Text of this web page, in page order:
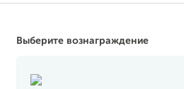
Выберите вознаграждение